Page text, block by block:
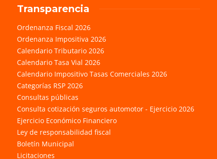
Transparencia
Ordenanza Fiscal 2026
Ordenanza Impositiva 2026
Calendario Tributario 2026
Calendario Tasa Vial 2026
Calendario Impositivo Tasas Comerciales 2026
Categorías RSP 2026
Consultas públicas
Consulta cotización seguros automotor - Ejercicio 2026
Ejercicio Económico Financiero
Ley de responsabilidad fiscal
Boletín Municipal
Licitaciones